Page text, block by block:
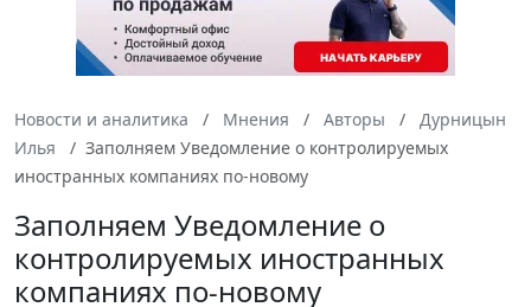
Новости и аналитика Мнения Авторы
Дурницын
Илья
Заполняем Уведомление о контролируемых
иностранных компаниях по-новому
Заполняем Уведомление о
контролируемых иностранных
компаниях по-новому